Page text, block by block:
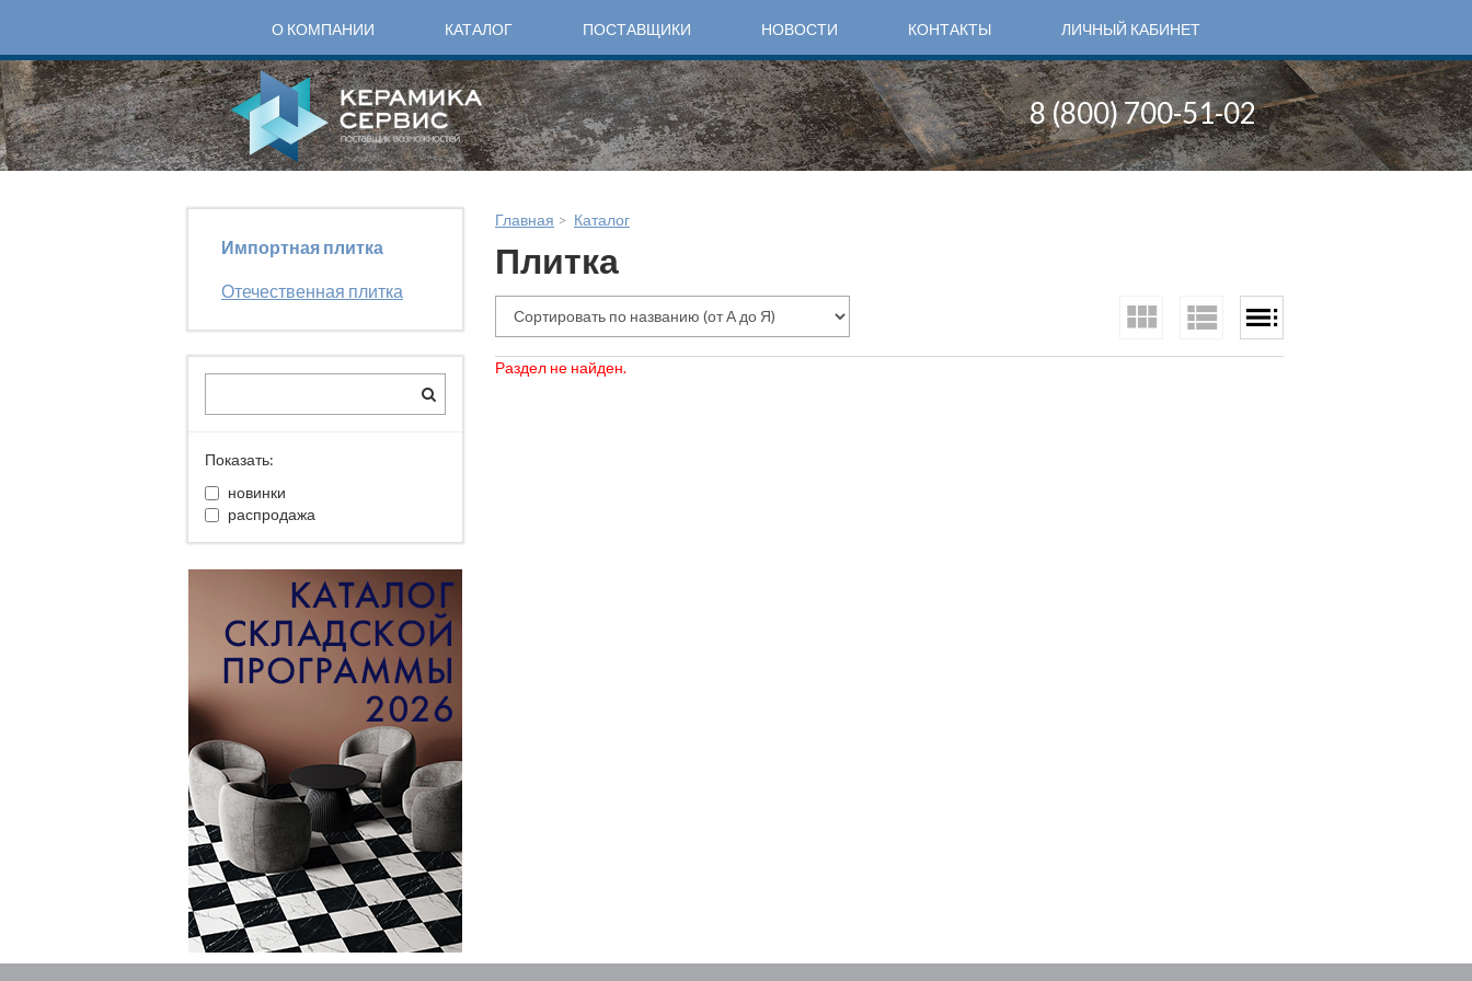
О КОМПАНИИ КАТАЛОГ ПОСТАВЩИКИ НОВОСТИ КОНТАКТЫ ЛИЧНЫЙ КАБИНЕТ
8 (800) 700-51-02
Импортная плитка
Отечественная плитка
Показать:
новинки
распродажа
Главная > Каталог
Плитка
Раздел не найден.